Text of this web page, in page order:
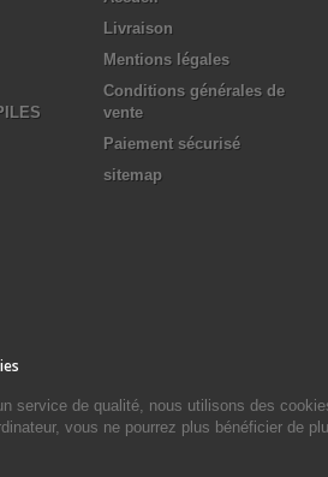
Livraison
Mentions légales
Conditions générales de
vente
Paiement sécurisé
sitemap
service de qualité, nous utilisons des
vous ne pourrez plus bénéficier de